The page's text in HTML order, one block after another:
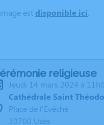
est disponible ici.
religieuse
jeudi 14 mars 2024 à
Cathédrale Saint
Place de l'Evêché
30700 Uzès